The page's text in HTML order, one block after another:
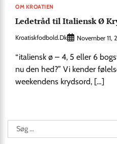
OM KROATIEN
Ledetråd til Italiensk Ø
Kroatiskfodbold.dk November 11,
“italiensk ø – 4, 5 eller 6
nu den hed?” Vi kender
weekendens krydsord, […]
Søg
efter: